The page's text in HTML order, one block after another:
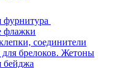
фурнитура
флажки
соединители
для брелоков. Жетоны
бейджа